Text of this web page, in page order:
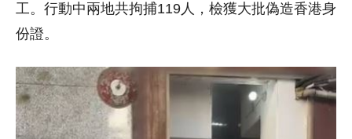
工。行動中兩地共拘捕119人，檢獲大批偽造香港身
份證。